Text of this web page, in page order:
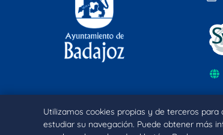
Utilizamos cookies propias y de terceros
estudiar su navegación. Puede obtener más